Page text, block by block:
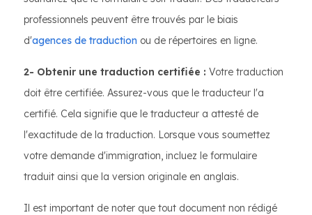
professionnels peuvent être trouvés par le biais
d'agences de traduction ou de répertoires en ligne.
2- Obtenir une traduction certifiée : Votre traduction
doit être certifiée. Assurez-vous que le traducteur l'a
certifié. Cela signifie que le traducteur a attesté de
l'exactitude de la traduction. Lorsque vous soumettez
votre demande d'immigration, incluez le formulaire
traduit ainsi que la version originale en anglais.
Il est important de noter que tout document non rédigé